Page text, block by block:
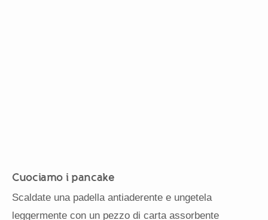
Cuociamo i pancake
Scaldate una padella antiaderente e ungetela
leggermente con un pezzo di carta assorbente